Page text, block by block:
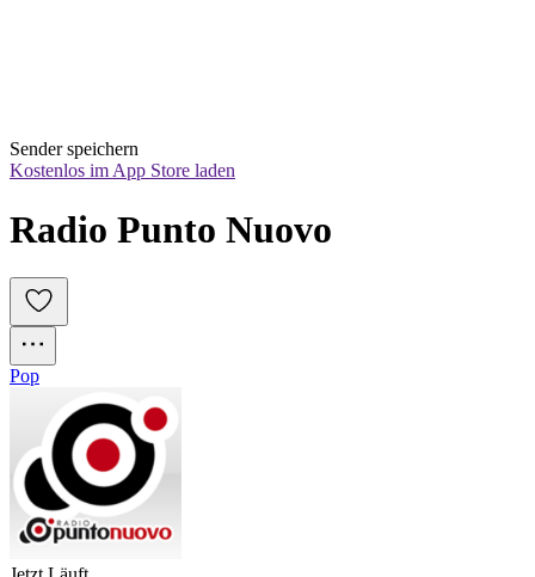
Sender speichern
Kostenlos im App Store laden
Radio Punto Nuovo
Pop